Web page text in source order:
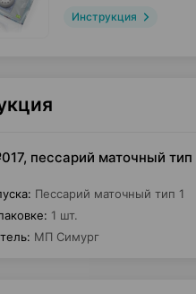
Инструкция
пессарий маточный
: Пессарий маточный тип 1
: 1 шт.
: МП Симург